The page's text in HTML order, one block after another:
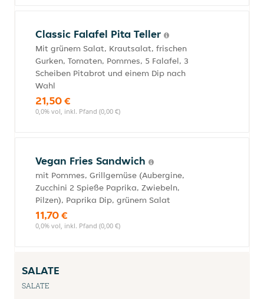
Classic Falafel Pita Teller
Mit grünem Salat, Krautsalat, frischen
Gurken, Tomaten, Pommes, 5 Falafel, 3
Scheiben Pitabrot und einem Dip nach
Wahl
21,50 €
0,0% vol, inkl. Pfand (0,00 €)
Vegan Fries Sandwich
mit Pommes, Grillgemüse (Aubergine,
Zucchini 2 Spieße Paprika, Zwiebeln,
Pilzen), Paprika Dip, grünem Salat
11,70 €
0,0% vol, inkl. Pfand (0,00 €)
SALATE
SALATE